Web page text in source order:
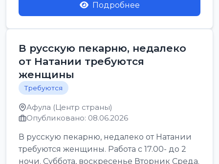
Подробнее
В русскую пекарню, недалеко
от Натании требуются
женщины
Требуются
Афула (Центр страны)
Опубликовано: 08.06.2026
В русскую пекарню, недалеко от Натании
требуются женщины. Работа с 17.00- до 2
ночи. Суббота, воскресенье Вторник Среда.